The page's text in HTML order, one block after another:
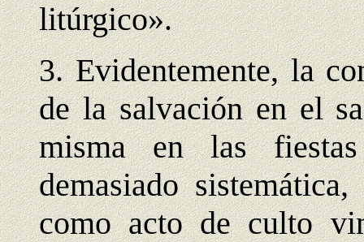
litúrgico».
3. Evidentemente, la
de la salvación en el
misma en las
demasiado
como acto de culto